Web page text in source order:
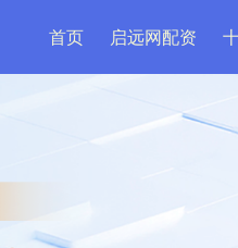
首页 启远网配资